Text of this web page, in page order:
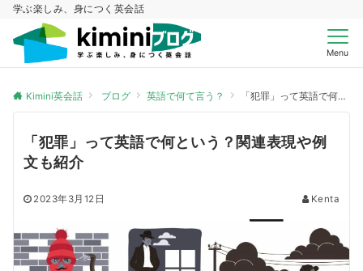
学ぶ楽しみ、身につく英会話
Menu
Kimini英会話 ブログ 英語で何て言う？ 「犯罪」って英語で何という？関連表現や例文も紹介
「犯罪」って英語で何という？関連表現や例
文も紹介
2023年3月12日 Kenta